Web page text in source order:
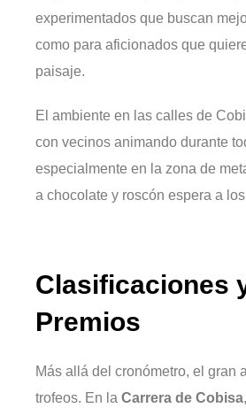
experimentados que buscan
como para aficionados que
paisaje.
El ambiente en las calles de
con vecinos animando durante
especialmente en la zona de
a chocolate y roscón espera a
Clasificaciones
Premios
Más allá del cronómetro, el gran
trofeos. En la Carrera de Cobisa